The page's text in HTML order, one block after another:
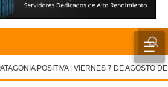
☰
POSITIVA | VIERNES 7 DE AGOSTO DE